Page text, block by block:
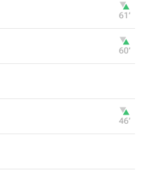
61‎’‎
60‎’‎
46‎’‎